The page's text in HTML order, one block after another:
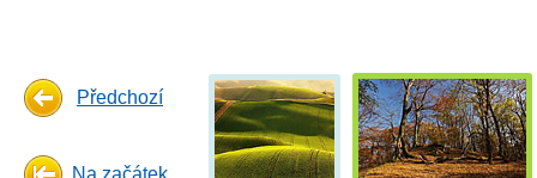
Předchozí
Na začátek